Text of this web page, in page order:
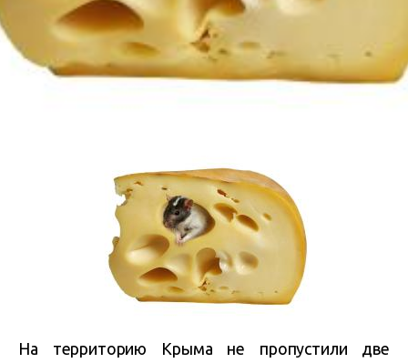
На территорию Крыма не пропустили две